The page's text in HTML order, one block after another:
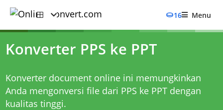
16 Menu
Konverter PPS ke PPT
Konverter document online ini memungkinkan
Anda mengonversi file dari PPS ke PPT dengan
kualitas tinggi.